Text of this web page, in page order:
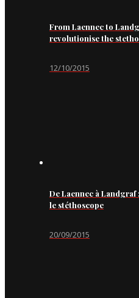
From Laennec to
revolutionise the
12/10/2015
De Laennec à
le stéthoscope
20/09/2015